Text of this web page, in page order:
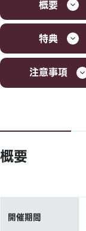
概要
特典
注意事項
概要
開催期間